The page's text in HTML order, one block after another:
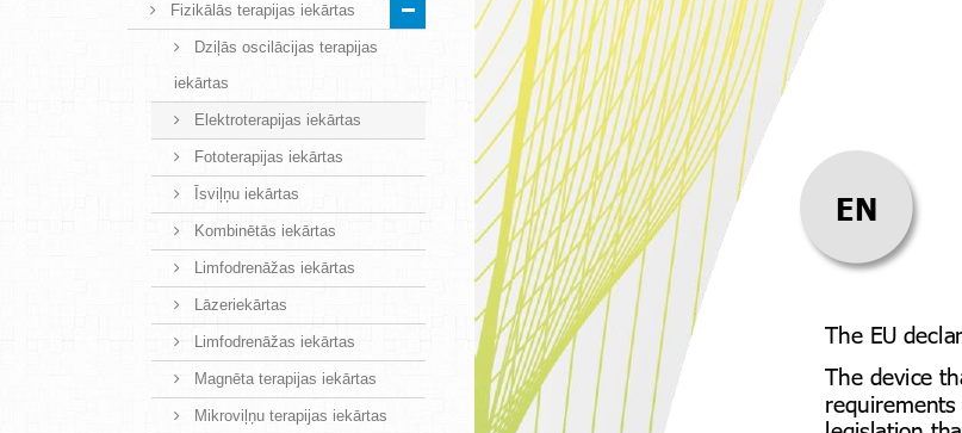
Fizikālās terapijas iekārtas
Dziļās oscilācijas terapijas
iekārtas
Elektroterapijas iekārtas
Fototerapijas iekārtas
Īsviļņu iekārtas
Kombinētās iekārtas
Limfodrenāžas iekārtas
Lāzeriekārtas
Limfodrenāžas iekārtas
Magnēta terapijas iekārtas
Mikroviļņu terapijas iekārtas